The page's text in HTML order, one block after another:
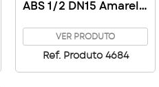
ABS 1/2 DN15 Amarelo
VER PRODUTO
Ref. Produto 4684